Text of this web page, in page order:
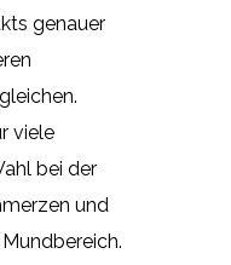
genauer
viele
bei der
und